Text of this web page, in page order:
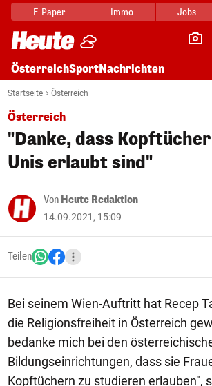
E-Paper Immo Jobs
ÖsterreichSportNachrichten
Startseite Österreich
Österreich
"Danke, dass
Unis erlaubt sind"
Von Heute Redaktion
14.09.2021, 15:09
Teilen
Bei seinem Wien-Auftritt hat Recep
die Religionsfreiheit in Österreich
bedanke mich bei den
Bildungseinrichtungen, dass sie
Kopftüchern zu studieren erlauben",